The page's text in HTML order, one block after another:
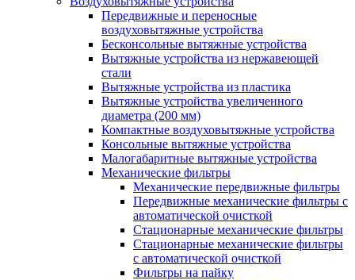
Передвижные и переносные
воздуховытяжные устройства
Бесконсольные вытяжные устройства
Вытяжные устройства из нержавеющей
стали
Вытяжные устройства из пластика
Вытяжные устройства увеличенного
диаметра (200 мм)
Компактные воздуховытяжные устройства
Консольные вытяжные устройства
Малогабаритные вытяжные устройства
Механические фильтры
Механические передвижные фильтры
Передвижные механические фильтры с
автоматической очисткой
Стационарные механические фильтры
Стационарные механические фильтры
с автоматической очисткой
Фильтры на пайку